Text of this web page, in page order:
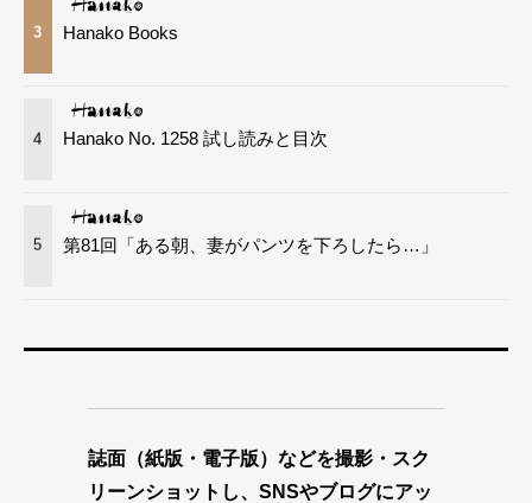
3 Hanako Books
4 Hanako No. 1258 試し読みと目次
5 第81回「ある朝、妻がパンツを下ろしたら…」
誌面（紙版・電子版）などを撮影・スク
リーンショットし、SNSやブログにアッ